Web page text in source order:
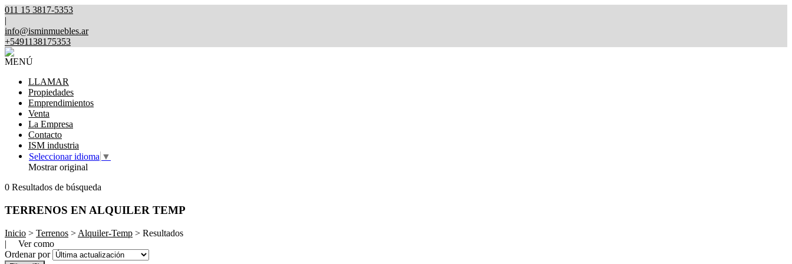
011 15 3817-5353
|
info@isminmuebles.ar
+5491138175353
MENÚ
LLAMAR
Propiedades
Emprendimientos
Venta
La Empresa
Contacto
ISM industria
Seleccionar idioma ▼
Mostrar original
0 Resultados de búsqueda
TERRENOS EN ALQUILER TEMP
Inicio > Terrenos > Alquiler-Temp > Resultados
| Ver como
Ordenar por